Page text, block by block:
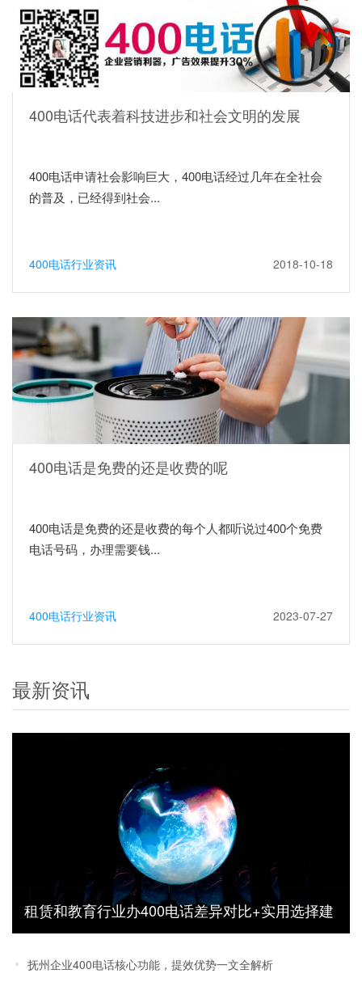
400电话代表着科技进步和社会文明的发展
400电话申请社会影响巨大，400电话经过几年在全社会
的普及，已经得到社会...
400电话行业资讯 2018-10-18
400电话是免费的还是收费的呢
400电话是免费的还是收费的每个人都听说过400个免费
电话号码，办理需要钱...
400电话行业资讯 2023-07-27
最新资讯
租赁和教育行业办400电话差异对比+实用选择建
议
抚州企业400电话核心功能，提效优势一文全解析